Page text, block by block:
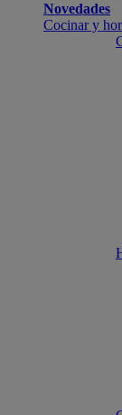
Novedades
Cocinar y